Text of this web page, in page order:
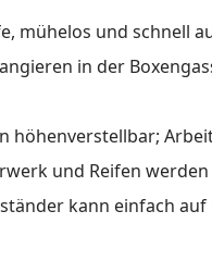
mühelos und schnell
in der
höhenverstellbar;
und Reifen
kann einfach